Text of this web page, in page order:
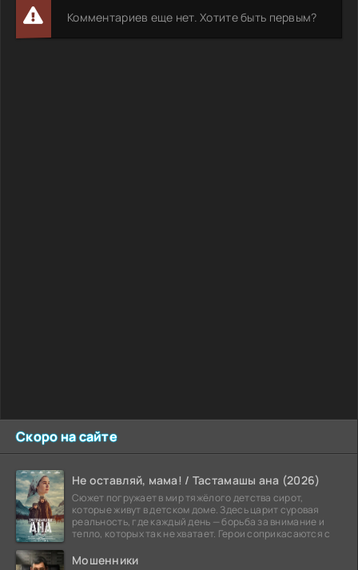
Скоро на сайте
Не оставляй, мама! / Тастамашы ана (2026)
Сюжет погружает в мир тяжёлого детства сирот,
которые живут в детском доме. Здесь царит суровая
реальность, где каждый день — борьба за внимание и
тепло, которых так не хватает. Герои соприкасаются с
Мошенники
Комментариев еще нет. Хотите быть первым?